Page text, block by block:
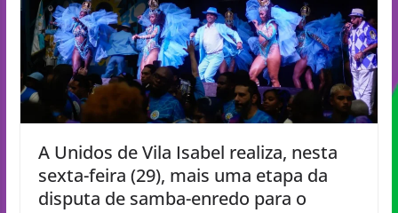
A Unidos de Vila Isabel realiza, nesta
sexta-feira (29), mais uma etapa da
disputa de samba-enredo para o